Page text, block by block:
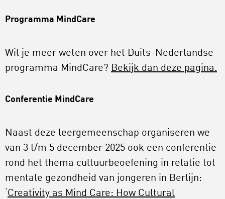
Programma MindCare
Wil je meer weten over het Duits-Nederlandse
programma MindCare? Bekijk dan deze pagina.
Conferentie MindCare
Naast deze leergemeenschap organiseren we
van 3 t/m 5 december 2025 ook een conferentie
rond het thema cultuurbeoefening in relatie tot
mentale gezondheid van jongeren in Berlijn:
Creativity as Mind Care: How Cultural